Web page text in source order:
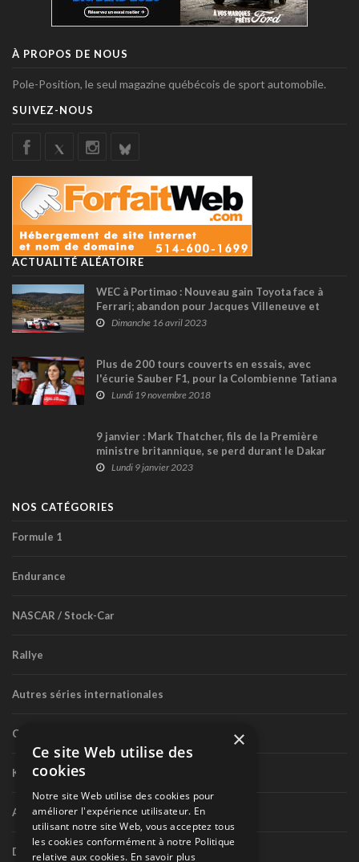
À PROPOS DE NOUS
Pole-Position, le seul magazine québécois de sport automobile.
SUIVEZ-NOUS
ACTUALITÉ ALÉATOIRE
WEC à Portimao : Nouveau gain Toyota face à
Ferrari; abandon pour Jacques Villeneuve et
9ème place pour Zach Robichon en GTE
Dimanche 16 avril 2023
Plus de 200 tours couverts en essais, avec
l'écurie Sauber F1, pour la Colombienne Tatiana
Calderón
Lundi 19 novembre 2018
9 janvier : Mark Thatcher, fils de la Première
ministre britannique, se perd durant le Dakar
1982Lundi 9 janvier 2023
NOS CATÉGORIES
Formule 1
Endurance
NASCAR / Stock-Car
Rallye
Autres séries internationales
Circuit routier canadien
Karting
Autres séries nationales
Divers
×
Ce site Web utilise des
cookies
Notre site Web utilise des cookies pour
améliorer l'expérience utilisateur. En
utilisant notre site Web, vous acceptez tous
les cookies conformément à notre Politique
relative aux cookies. En savoir plus